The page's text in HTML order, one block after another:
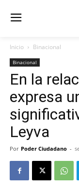
Inicio Binacional
Binacional
En la
expresa
Leyva
Por Poder Ciudadano -